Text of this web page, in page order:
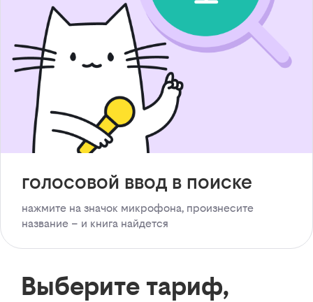
голосовой ввод в поиске
нажмите на значок микрофона, произнесите
название – и книга найдется
Выберите тариф,